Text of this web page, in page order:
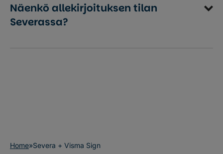
Näenkö allekirjoituksen tilan
Severassa?
Home»Severa + Visma Sign